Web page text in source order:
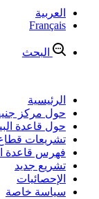
العربية
Français
البحث
الرئيسية
حول مركز
حول قاعدة
تشريعات قطاع
فهرس قاعدة
تشريع جديد
الإحصائيات
سياسة خاصة